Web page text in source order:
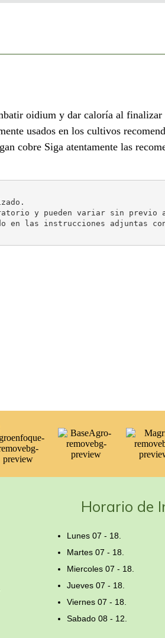
oidium y dar caloría al
usados en los cultivos
cobre Siga atentamente las
y pueden variar sin previo
en las instrucciones adjuntas
Horario de
Lunes 07 - 18.
Martes 07 - 18.
Miercoles 07 - 18.
Jueves 07 - 18.
Viernes 07 - 18.
Sabado 08 - 12.